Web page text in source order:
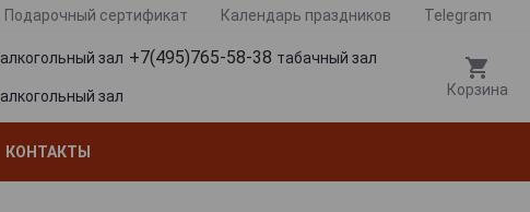
Подарочный сертификат Календарь праздников Telegram
алкогольный зал +7(495)765-58-38 табачный зал
алкогольный зал Корзина
КОНТАКТЫ